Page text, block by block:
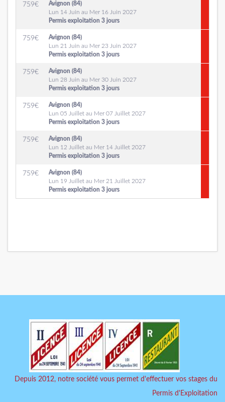
759€
Avignon (84)
Lun 14 Juin au Mer 16 Juin 2027
Permis exploitation 3 jours
759€
Avignon (84)
Lun 21 Juin au Mer 23 Juin 2027
Permis exploitation 3 jours
759€
Avignon (84)
Lun 28 Juin au Mer 30 Juin 2027
Permis exploitation 3 jours
759€
Avignon (84)
Lun 05 Juillet au Mer 07 Juillet 2027
Permis exploitation 3 jours
759€
Avignon (84)
Lun 12 Juillet au Mer 14 Juillet 2027
Permis exploitation 3 jours
759€
Avignon (84)
Lun 19 Juillet au Mer 21 Juillet 2027
Permis exploitation 3 jours
Depuis 2012, notre société vous permet d'effectuer vos stages du
Permis d'Exploitation